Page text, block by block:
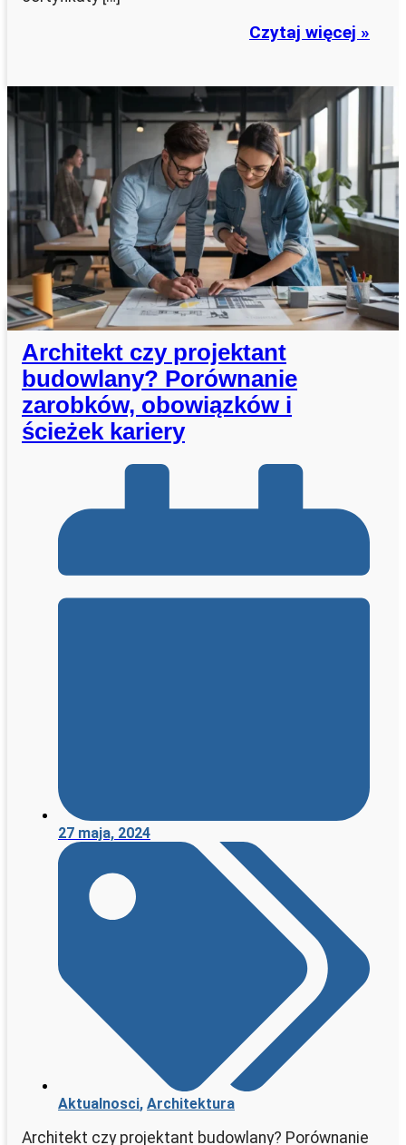
Czytaj więcej »
Architekt czy projektant
budowlany? Porównanie
zarobków, obowiązków i
ścieżek kariery
27 maja, 2024
Aktualnosci, Architektura
Architekt czy projektant budowlany? Porównanie